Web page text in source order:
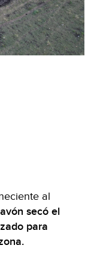
al
secó el
para